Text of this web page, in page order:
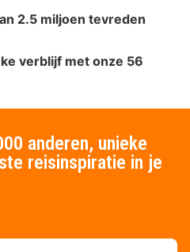
2.5 miljoen tevreden
verblijf met onze 56
anderen, unieke
reisinspiratie in je